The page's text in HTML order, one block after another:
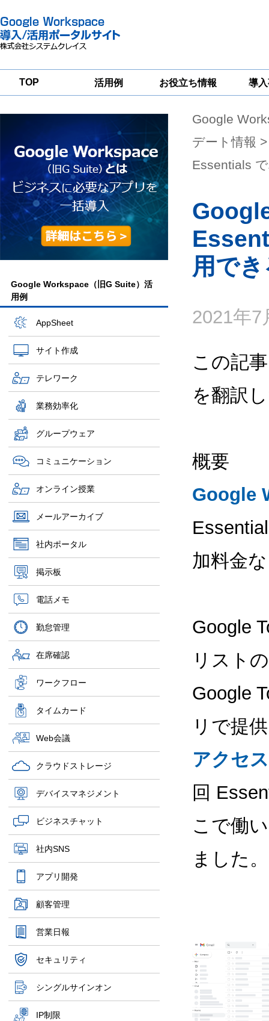
TOP 活用例 お役立ち情報
一
導
グループウェア
移行支援
Google
Workspace
セキュリティ
対策サービス
Google Workspace（旧G Suite）活
用例
AppSheet
サイト作成
テレワーク
業務効率化
グループウェア
コミュニケーション
オンライン授業
メールアーカイブ
社内ポータル
掲示板
電話メモ
勤怠管理
在席確認
ワークフロー
タイムカード
Web会議
クラウドストレージ
デバイスマネジメント
ビジネスチャット
社内SNS
アプリ開発
顧客管理
営業日報
セキュリティ
シングルサインオン
IP制限
Google
デート情報
Essentials
用で
2021年7
この記
を翻訳
概要
Google
加料金
Google
リスト
Google
リで提
アクセ
回
こで働
ました。